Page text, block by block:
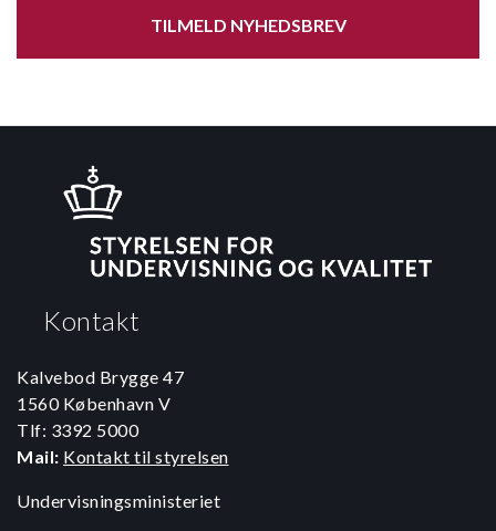
TILMELD NYHEDSBREV
Kontakt
Kalvebod Brygge 47
1560 København V
Tlf: 3392 5000
Mail: Kontakt til styrelsen
Undervisningsministeriet